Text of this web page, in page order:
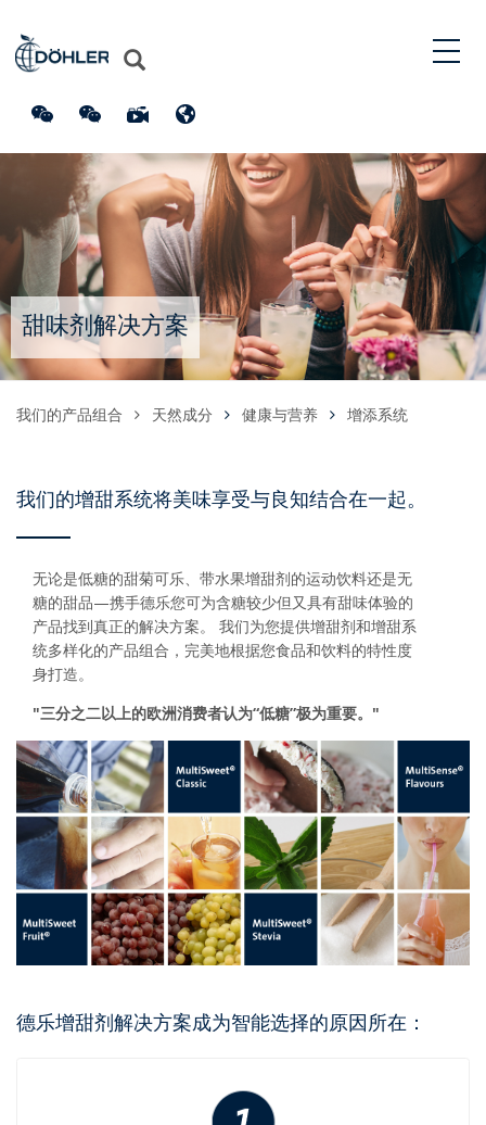
甜味剂解决方案
我们的产品组合 天然成分 健康与营养 增添系统
我们的增甜系统将美味享受与良知结合在一起。
无论是低糖的甜菊可乐、带水果增甜剂的运动饮料还是无
糖的甜品—携手德乐您可为含糖较少但又具有甜味体验的
产品找到真正的解决方案。 我们为您提供增甜剂和增甜系
统多样化的产品组合，完美地根据您食品和饮料的特性度
身打造。
"三分之二以上的欧洲消费者认为“低糖”极为重要。"
德乐增甜剂解决方案成为智能选择的原因所在：